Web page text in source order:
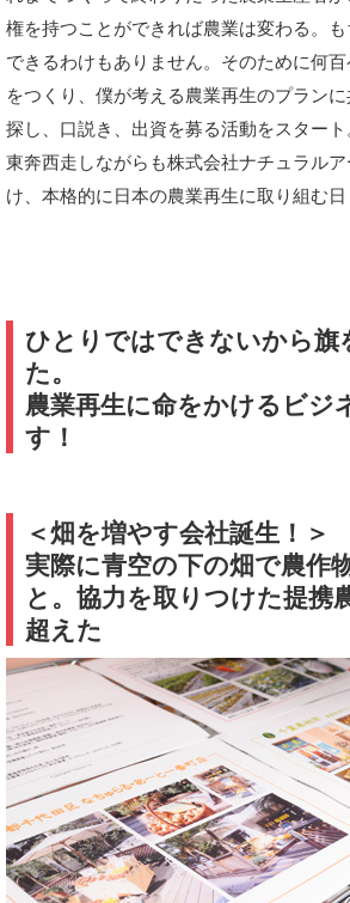
権を持つことができれば農業は変わる。
できるわけもありません。そのために何
をつくり、僕が考える農業再生のプラン
探し、口説き、出資を募る活動をスタート
東奔西走しながらも株式会社ナチュラル
け、本格的に日本の農業再生に取り組む日
ひとりではできないから旗
た。
農業再生に命をかけるビジ
す！
＜畑を増やす会社誕生！＞
実際に青空の下の畑で農作
と。協力を取りつけた提携
超えた